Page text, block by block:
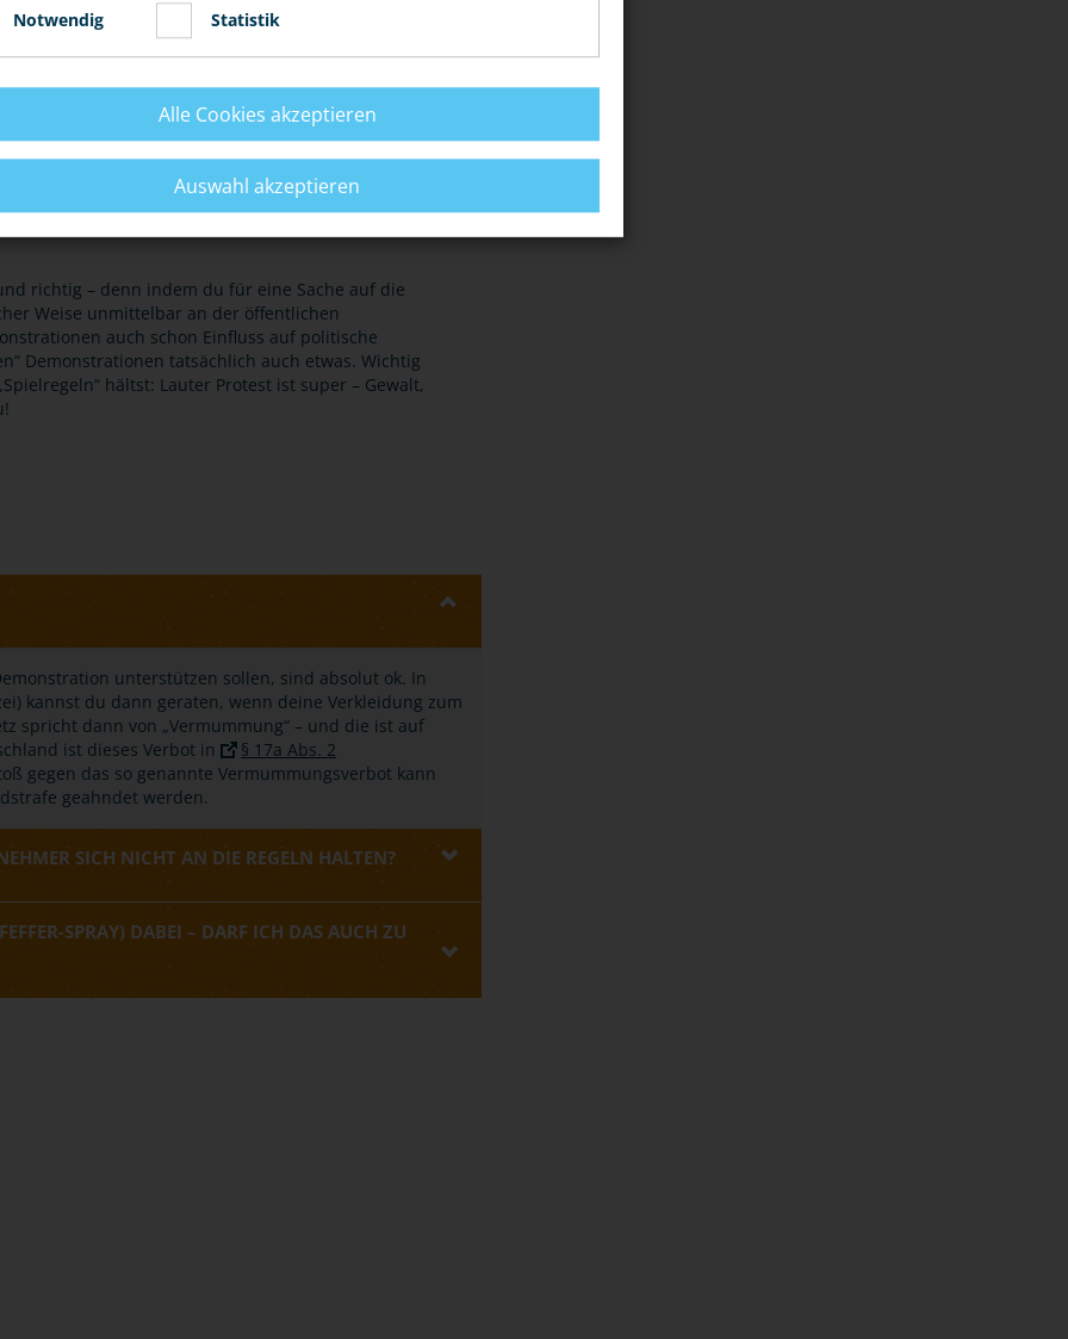
richtig – denn indem du für eine Sache auf die
Weise unmittelbar an der öffentlichen
auch schon Einfluss auf politische
Demonstrationen tatsächlich auch etwas. Wichtig
hältst: Lauter Protest ist super – Gewalt,
unterstützen sollen, sind absolut ok. In
kannst du dann geraten, wenn deine Verkleidung zum
spricht dann von „Vermummung“ – und die ist auf
ist dieses Verbot in
§ 17a Abs. 2
gegen das so genannte Vermummungsverbot kann
geahndet werden.
SICH NICHT AN DIE REGELN HALTEN?
SPRAY) DABEI – DARF ICH DAS AUCH ZU
Notwendig Statistik
Alle Cookies akzeptieren
Auswahl akzeptieren